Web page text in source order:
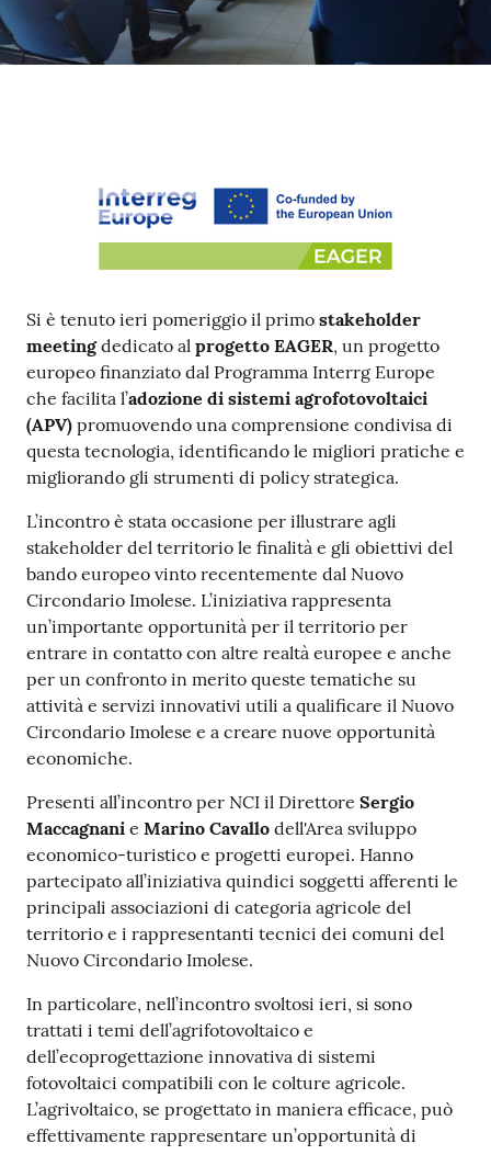
Contenuto
Si è tenuto ieri pomeriggio il primo stakeholder
meetingdedicato al progetto EAGER, un progetto
europeo finanziato dal Programma Interrg Europe
che facilita l’adozione di sistemi agrofotovoltaici
(APV) promuovendo una comprensione condivisa di
questa tecnologia, identificando le migliori pratiche e
migliorando gli strumenti di policy strategica.
L’incontro è stata occasione per illustrare agli
stakeholder del territorio le finalità e gli obiettivi del
bando europeo vinto recentemente dal Nuovo
Circondario Imolese. L’iniziativa rappresenta
un’importante opportunità per il territorio per
entrare in contatto con altre realtà europee e anche
per un confronto in merito queste tematiche su
attività e servizi innovativi utili a qualificare il Nuovo
Circondario Imolese e a creare nuove opportunità
economiche.
Presenti all’incontro per NCI il Direttore Sergio
Maccagnani e Marino Cavallo dell'Area sviluppo
economico-turistico e progetti europei. Hanno
partecipato all’iniziativa quindici soggetti afferenti le
principali associazioni di categoria agricole del
territorio e i rappresentanti tecnici dei comuni del
Nuovo Circondario Imolese.
In particolare, nell’incontro svoltosi ieri, si sono
trattati i temi dell’agrifotovoltaico e
dell’ecoprogettazione innovativa di sistemi
fotovoltaici compatibili con le colture agricole.
L’agrivoltaico, se progettato in maniera efficace, può
effettivamente rappresentare un’opportunità di